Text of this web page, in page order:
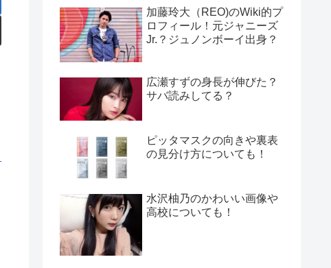
加藤玲大（REO)のWiki的プ
ロフィール！元ジャニーズ
Jr.？ジュノンボーイ出身？
広瀬すずの身長が伸びた？
サバ読みしてる？
ピッタマスクの向きや裏表
の見分け方についても！
水沢柚乃のかわいい画像や
高校についても！